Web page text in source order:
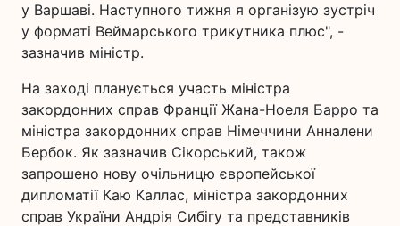
у Варшаві. Наступного тижня я організую зустріч
у форматі Веймарського трикутника плюс", -
зазначив міністр.
На заході планується участь міністра
закордонних справ Франції Жана-Ноеля Барро та
міністра закордонних справ Німеччини Анналени
Бербок. Як зазначив Сікорський, також
запрошено нову очільницю європейської
дипломатії Каю Каллас, міністра закордонних
справ України Андрія Сибігу та представників